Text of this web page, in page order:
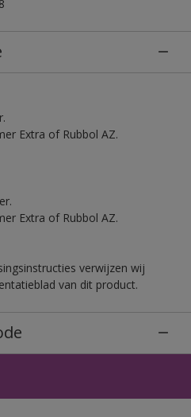
Extra of Rubbol AZ.
Extra of Rubbol AZ.
verwijzen wij
van dit product.